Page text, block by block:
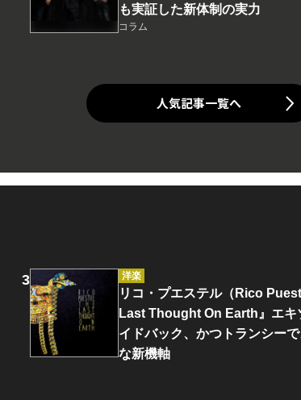
も実証した新体制の実力
コラム
人気記事一覧へ
洋楽
リコ・プエステル（Rico
Last Thought On Earth』エキ
イドバック、かつトランシー
な新機軸